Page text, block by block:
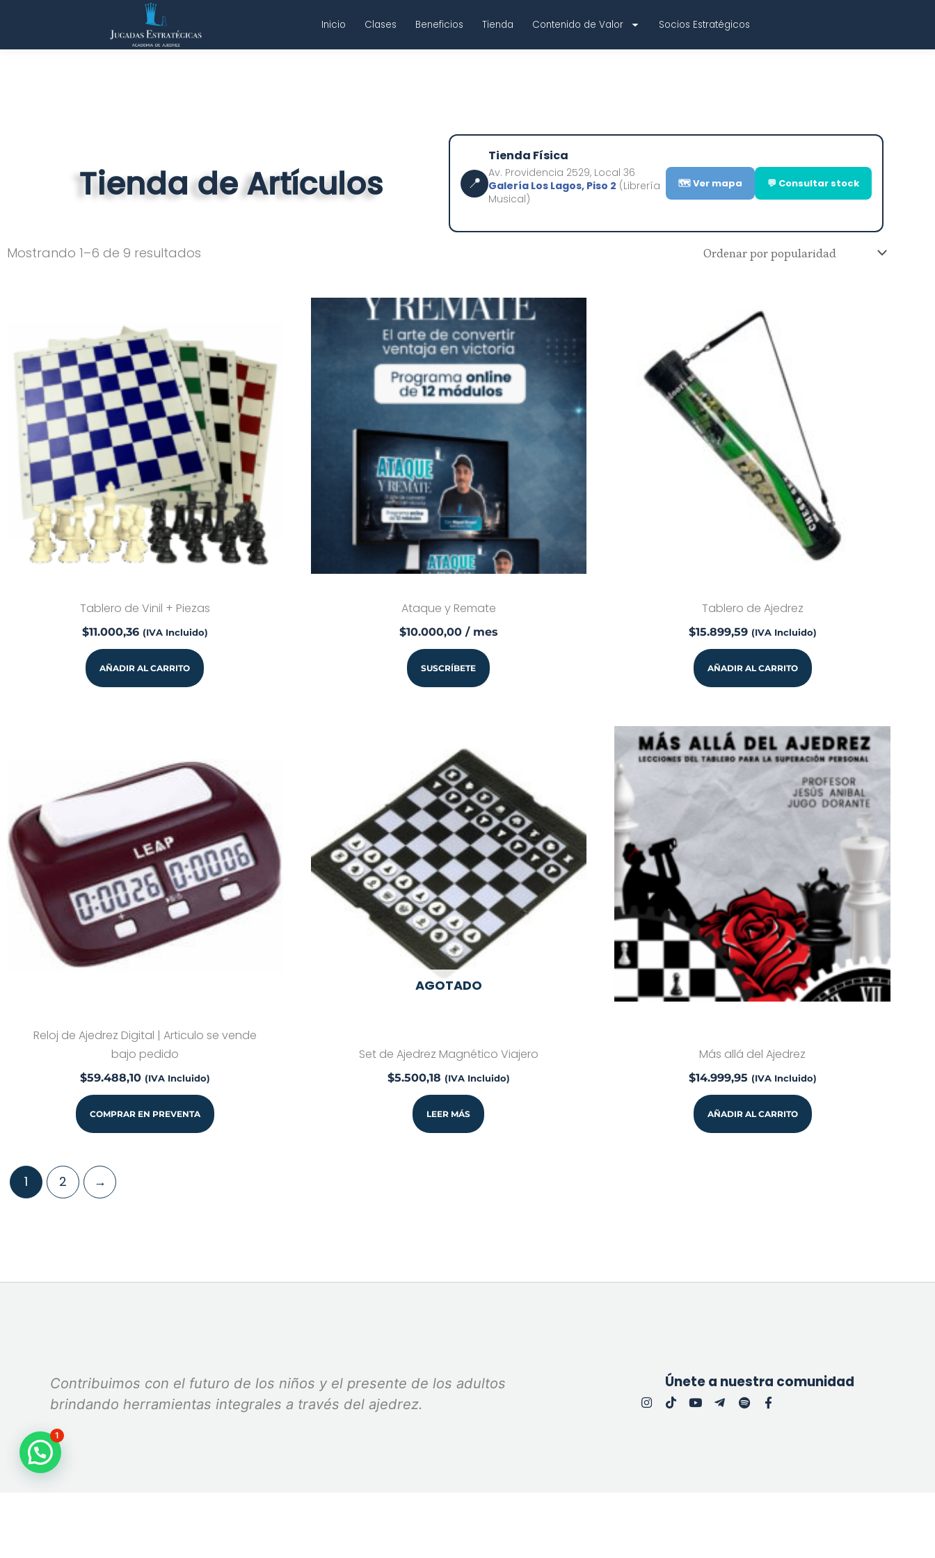
contenido
Inicio Clases Beneficios Tienda Contenido de Valor Socios Estratégicos
Tienda de Artículos 📍
Tienda Física
Av. Providencia 2529, Local 36
Galería Los Lagos, Piso 2 (Librería
Musical)
🗺️ Ver mapa 💬 Consultar stock
Mostrando 1–6 de 9 resultados
Tablero de Vinil + Piezas
$11.000,36 (IVA Incluido)
AÑADIR AL CARRITO
Ataque y Remate
$10.000,00/ mes
SUSCRÍBETE
Tablero de Ajedrez
$15.899,59 (IVA Incluido)
AÑADIR AL CARRITO
Reloj de Ajedrez Digital | Articulo se vende
bajo pedido
$59.488,10 (IVA Incluido)
COMPRAR EN PREVENTA
AGOTADO
Set de Ajedrez Magnético Viajero
$5.500,18 (IVA Incluido)
LEER MÁS
Más allá del Ajedrez
$14.999,95 (IVA Incluido)
AÑADIR AL CARRITO
1 2 →
Contribuimos con el futuro de los niños y el presente de los adultos
brindando herramientas integrales a través del ajedrez.
Únete a nuestra comunidad
1